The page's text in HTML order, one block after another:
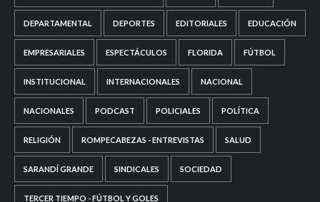
DEPARTAMENTAL DEPORTES EDITORIALES EDUCACIÓN
EMPRESARIALES ESPECTÁCULOS FLORIDA FÚTBOL
INSTITUCIONAL INTERNACIONALES NACIONAL
NACIONALES PODCAST POLICIALES POLÍTICA
RELIGIÓN ROMPECABEZAS - ENTREVISTAS SALUD
SARANDÍ GRANDE SINDICALES SOCIEDAD
TERCER TIEMPO - FÚTBOL Y GOLES